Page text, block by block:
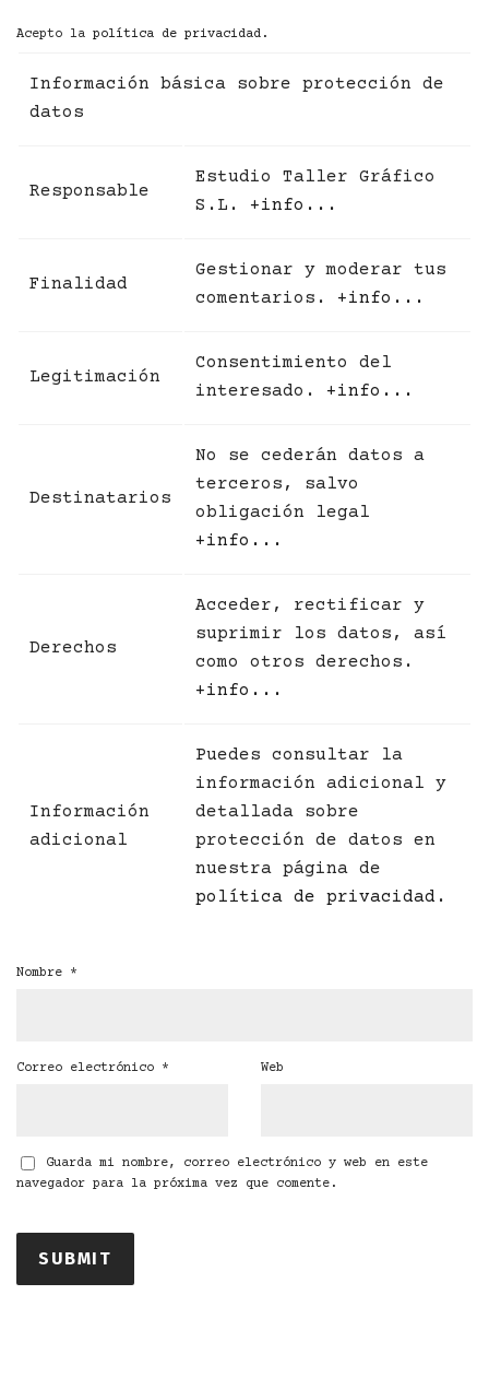
Acepto la política de privacidad .
Información básica sobre protección de
datos
Responsable
Estudio Taller Gráfico
S.L. +info...
Finalidad
Gestionar y moderar tus
comentarios. +info...
Legitimación
Consentimiento del
interesado. +info...
Destinatarios
No se cederán datos a
terceros, salvo
obligación legal
+info...
Derechos
Acceder, rectificar y
suprimir los datos, así
como otros derechos.
+info...
Información
adicional
Puedes consultar la
información adicional y
detallada sobre
protección de datos en
nuestra página de
política de privacidad .
Nombre *
Correo electrónico * Web
Guarda mi nombre, correo electrónico y web en este
navegador para la próxima vez que comente.